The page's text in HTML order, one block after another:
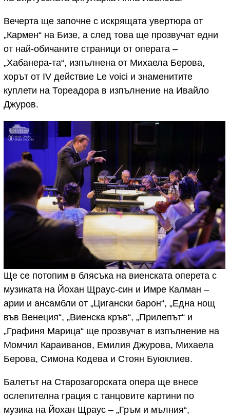
Вечерта ще започне с искрящата увертюра от
„Кармен“ на Бизе, а след това ще прозвучат едни
от най-обичаните страници от операта –
„Хабанера-та“, изпълнена от Михаела Берова,
хорът от IV действие Le voici и знаменитите
куплети на Тореадора в изпълнение на Ивайло
Джуров.
Ще се потопим в блясъка на виенската оперета с
музиката на Йохан Щраус-син и Имре Калман –
арии и ансамбли от „Цигански барон“, „Една нощ
във Венеция“, „Виенска кръв“, „Прилепът“ и
„Графиня Марица“ ще прозвучат в изпълнение на
Момчил Караиванов, Емилия Джурова, Михаела
Берова, Симона Кодева и Стоян Буюклиев.
Балетът на Старозагорската опера ще внесе
ослепителна грация с танцовите картини по
музика на Йохан Щраус – „Гръм и мълния“,